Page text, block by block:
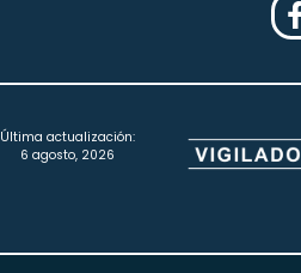
Última actualización:
6 agosto, 2026